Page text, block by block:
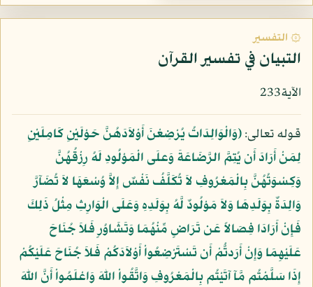
۞ التفسير
التبيان في تفسير القرآن
الآية233
قوله تعالى:﴿وَالْوَالِدَاتُ يُرْضِعْنَ أَوْلاَدَهُنَّ حَوْلَيْنِ كَامِلَيْنِ
لِمَنْ أَرَادَ أَن يُتِمَّ الرَّضَاعَةَ وَعلَى الْمَوْلُودِ لَهُ رِزْقُهُنَّ
وَكِسْوَتُهُنَّ بِالْمَعْرُوفِ لاَ تُكَلَّفُ نَفْسٌ إِلاَّ وُسْعَهَا لاَ تُضَآرَّ
وَالِدَةٌ بِوَلَدِهَا وَلاَ مَوْلُودٌ لَّهُ بِوَلَدِهِ وَعَلَى الْوَارِثِ مِثْلُ ذَلِكَ
فَإِنْ أَرَادَا فِصَالاً عَن تَرَاضٍ مِّنْهُمَا وَتَشَاوُرٍ فَلاَ جُنَاحَ
عَلَيْهِمَا وَإِنْ أَرَدتُّمْ أَن تَسْتَرْضِعُواْ أَوْلاَدَكُمْ فَلاَ جُنَاحَ عَلَيْكُمْ
إِذَا سَلَّمْتُم مَّآ آتَيْتُم بِالْمَعْرُوفِ وَاتَّقُواْ اللّهَ وَاعْلَمُواْ أَنَّ اللّهَ